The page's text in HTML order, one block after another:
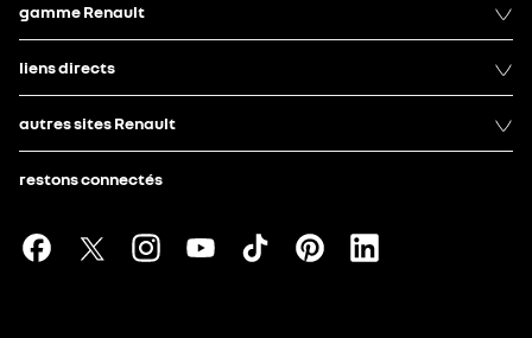
gamme Renault
liens directs
autres sites Renault
restons connectés